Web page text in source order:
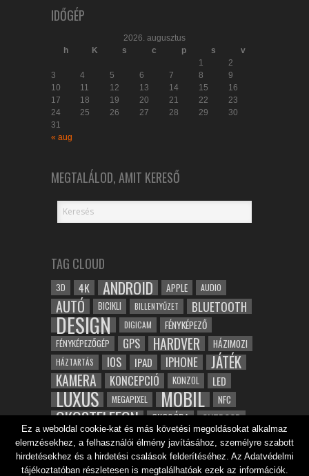
IDŐGÉP
2026. augusztus
h
K s c p s
v
1
2
3
4 5 6 7 8
9
10
11 12 13 14 15
16
17
18 19 20 21 22
23
24
25 26 27 28 29
30
31
« aug
MEGTALÁLOD, AMIT KERESŐ
TAG CLOUD
3D 4K ANDROID APPLE AUDIO
AUTÓ BICIKLI BILLENTYŰZET BLUETOOTH
DESIGN DIGICAM FÉNYKÉPEZŐ
FÉNYKÉPEZŐGÉP GPS HARDVER HÁZIMOZI
HÁZTARTÁS IOS IPAD IPHONE JÁTÉK
KAMERA KONCEPCIÓ KONZOL LED
LUXUS MEGAPIXEL MOBIL NFC
OKOSTELEFON OKOSÓRA OUTDOOR
ROBOT SAMSUNG SPORT TABLET
TESZT VIDEÓ VÍZÁLLÓ WIFI ZENE ZÖLD
Ez a weboldal cookie-kat és más követési megoldásokat alkalmaz
elemzésekhez, a felhasználói élmény javításához, személyre szabott
hirdetésekhez és a hirdetési csalások felderítéséhez. Az Adatvédelmi
tájékoztatóban részletesen is megtalálhatóak ezek az információk.